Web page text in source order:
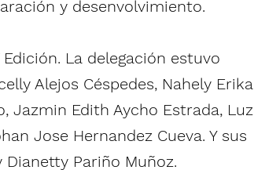
y desenvolvimiento.
La delegación estuvo
Alejos Céspedes, Nahely Erika
Jazmin Edith Aycho Estrada, Luz
Jose Hernandez Cueva. Y sus
Pariño Muñoz.